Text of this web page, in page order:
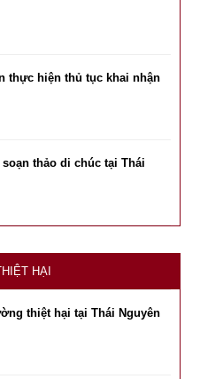
thực hiện thủ tục khai nhận
thảo di chúc tại Thái
HẠI
thiệt hại tại Thái Nguyên